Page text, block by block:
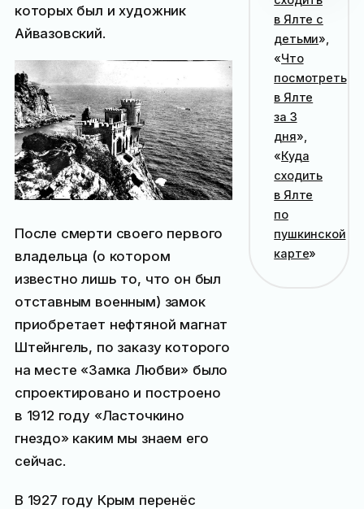
которых был и художник
Айвазовский.
После смерти своего первого
владельца (о котором
известно лишь то, что он был
отставным военным) замок
приобретает нефтяной магнат
Штейнгель, по заказу которого
на месте «Замка Любви» было
спроектировано и построено
в 1912 году «Ласточкино
гнездо» каким мы знаем его
сейчас.
В 1927 году Крым перенёс
в Ялте с
детьми»,
«Что
посмотреть
в Ялте
за 3
дня»,
«Куда
сходить
в Ялте
по
пушкинской
карте»